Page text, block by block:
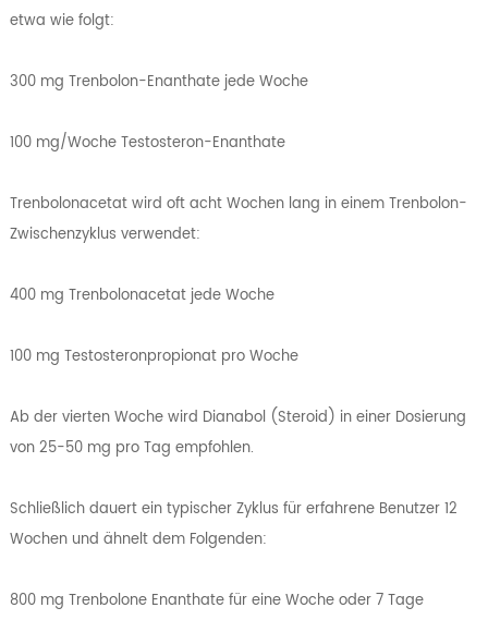
etwa wie folgt:
300 mg Trenbolon-Enanthate jede Woche
100 mg/Woche Testosteron-Enanthate
Trenbolonacetat wird oft acht Wochen lang in einem Trenbolon-
Zwischenzyklus verwendet:
400 mg Trenbolonacetat jede Woche
100 mg Testosteronpropionat pro Woche
Ab der vierten Woche wird Dianabol (Steroid) in einer Dosierung
von 25-50 mg pro Tag empfohlen.
Schließlich dauert ein typischer Zyklus für erfahrene Benutzer 12
Wochen und ähnelt dem Folgenden:
800 mg Trenbolone Enanthate für eine Woche oder 7 Tage